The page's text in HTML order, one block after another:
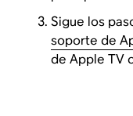
Sigue los
soporte de
de Apple TV